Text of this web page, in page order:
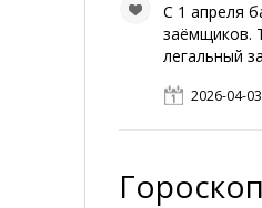
С 1 апреля
заёмщиков.
легальный
2026-04-